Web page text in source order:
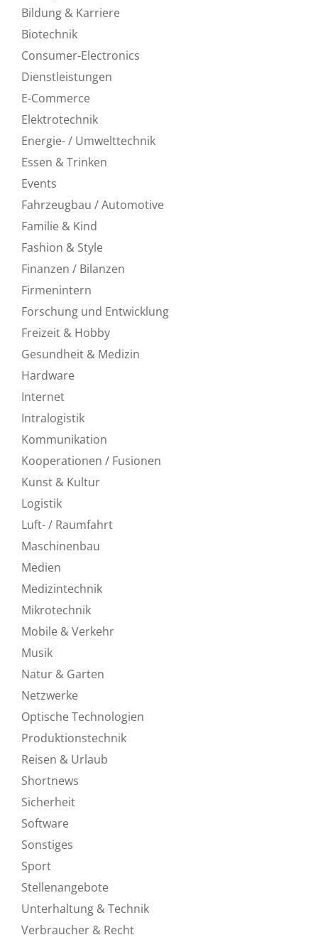
Bildung & Karriere
Biotechnik
Consumer-Electronics
Dienstleistungen
E-Commerce
Elektrotechnik
Energie- / Umwelttechnik
Essen & Trinken
Events
Fahrzeugbau / Automotive
Familie & Kind
Fashion & Style
Finanzen / Bilanzen
Firmenintern
Forschung und Entwicklung
Freizeit & Hobby
Gesundheit & Medizin
Hardware
Internet
Intralogistik
Kommunikation
Kooperationen / Fusionen
Kunst & Kultur
Logistik
Luft- / Raumfahrt
Maschinenbau
Medien
Medizintechnik
Mikrotechnik
Mobile & Verkehr
Musik
Natur & Garten
Netzwerke
Optische Technologien
Produktionstechnik
Reisen & Urlaub
Shortnews
Sicherheit
Software
Sonstiges
Sport
Stellenangebote
Unterhaltung & Technik
Verbraucher & Recht